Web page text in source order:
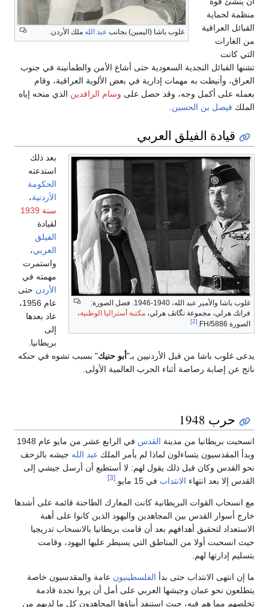
(اليمين) بجانبعبد الله ملك الأردن.
حتى أشاع الأمن والطمأنينة في جنوب
في بعض الألوية العراقية، وقام
حصل على وسام الرافدينالذي منحه إياه
غلوب باشا والأمير عبد الله، 1940-1946. فضل الصورة:
هرلي،مكتبة أستراليا الوطنية،
بعد ذلك
لقيادة
الفيلق
العربي ،
واستمرت
مهمته في
الأردنحتى
عام 1956،
عاد بعدها
بـ"أبو حنيك " بسبب تشوه في حنكه
الحرب العالمية الأولى.
القدس
في الرابع عشر من مايو عام 1948
لم يأمر الملكعبد اللهجيشه بالزحف
يقول لهم: لا أستطيع أن أرسل جيشي إلى
في 15 مايو.
كانت المعارك الطاحنة قائمة على أشدها
واليهود الذين كانوا على أهبة
بعد أن قامت بريطانيا بالانسحاب تدريجيا
التي يسيطر عليها اليهود، وقامت
الفلسطينيونعامة والمقدسيون خاصة
العربي على أمل أن يروا نجدة قادمة
أبناؤها المجاهدون كل ما لديهم من